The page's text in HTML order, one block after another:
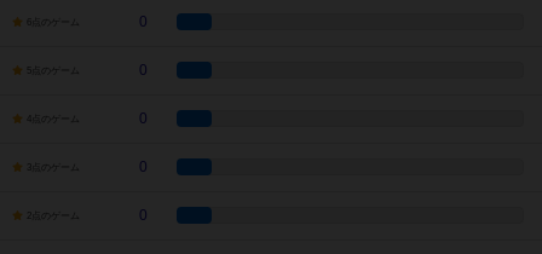
6点のゲーム 0
5点のゲーム 0
4点のゲーム 0
3点のゲーム 0
2点のゲーム 0